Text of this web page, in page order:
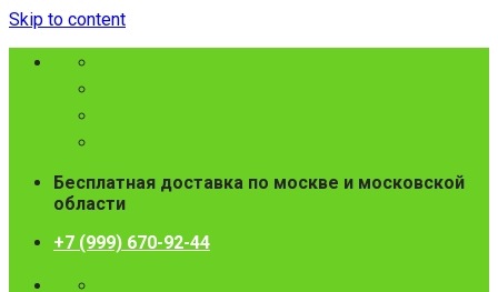
Skip to content
Бесплатная доставка по москве и московской
области
+7 (999) 670-92-44